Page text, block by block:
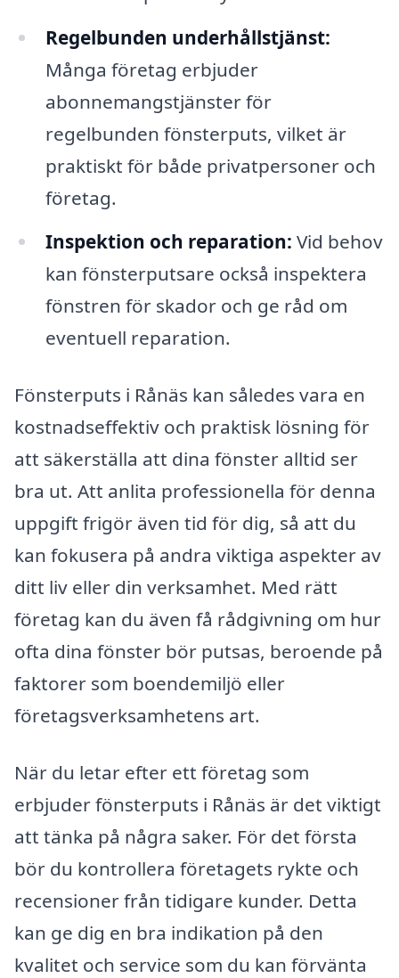
Regelbunden underhållstjänst:
Många företag erbjuder
abonnemangstjänster för
regelbunden fönsterputs, vilket är
praktiskt för både privatpersoner och
företag.
Inspektion och reparation: Vid behov
kan fönsterputsare också inspektera
fönstren för skador och ge råd om
eventuell reparation.
Fönsterputs i Rånäs kan således vara en
kostnadseffektiv och praktisk lösning för
att säkerställa att dina fönster alltid ser
bra ut. Att anlita professionella för denna
uppgift frigör även tid för dig, så att du
kan fokusera på andra viktiga aspekter av
ditt liv eller din verksamhet. Med rätt
företag kan du även få rådgivning om hur
ofta dina fönster bör putsas, beroende på
faktorer som boendemiljö eller
företagsverksamhetens art.
När du letar efter ett företag som
erbjuder fönsterputs i Rånäs är det viktigt
att tänka på några saker. För det första
bör du kontrollera företagets rykte och
recensioner från tidigare kunder. Detta
kan ge dig en bra indikation på den
kvalitet och service som du kan förvänta